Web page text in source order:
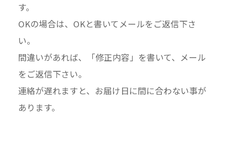
す。
OKの場合は、OKと書いてメールをご返信下さ
い。
間違いがあれば、「修正内容」を書いて、メール
をご返信下さい。
連絡が遅れますと、お届け日に間に合わない事が
あります。